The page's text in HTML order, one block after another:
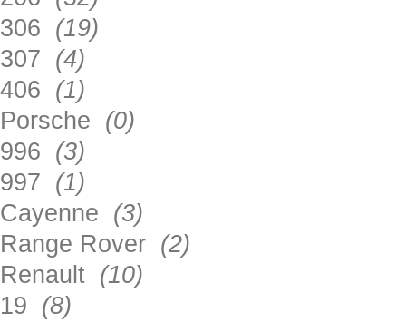
306 (19)
307 (4)
406 (1)
Porsche (0)
996 (3)
997 (1)
Cayenne (3)
Range Rover (2)
Renault (10)
19 (8)